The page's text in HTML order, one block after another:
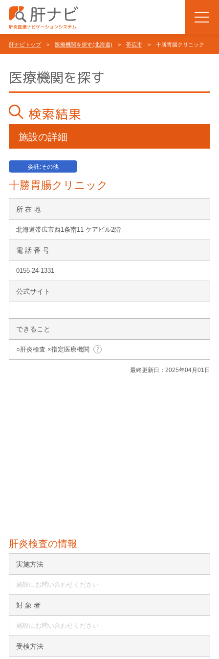
肝ナビトップ> 医療機関を探す(北海道) > 帯広市 > 十勝胃腸クリニック
医療機関を探す
検索結果
施設の詳細
委託:その他
十勝胃腸クリニック
所 在 地
北海道帯広市西1条南11 ケアビル2階
電 話 番 号
0155-24-1331
公式サイト
できること
○肝炎検査 ×指定医療機関
最終更新日：2025年04月01日
肝炎検査の情報
実施方法
施設にお問い合わせください
対 象 者
施設にお問い合わせください
受検方法